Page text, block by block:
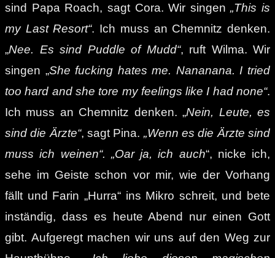
sind Papa Roach, sagt Cora. Wir singen„This is
my Last Resort“. Ich muss an Chemnitz denken.
„Nee. Es sind Puddle of Mudd“, ruft Wilma. Wir
singen „She fucking hates me. Nananana. I tried
too hard and she tore my feelings like I had none“.
Ich muss an Chemnitz denken. „Nein, Leute, es
sind die Ärzte“, sagt Pina. „Wenn es die Ärzte sind
muss ich weinen“. „Oar ja, ich auch“, nicke ich,
sehe im Geiste schon vor mir, wie der Vorhang
fällt und Farin „Hurra“ ins Mikro schreit, und bete
inständig, dass es heute Abend nur einen Gott
gibt. Aufgeregt machen wir uns auf den Weg zur